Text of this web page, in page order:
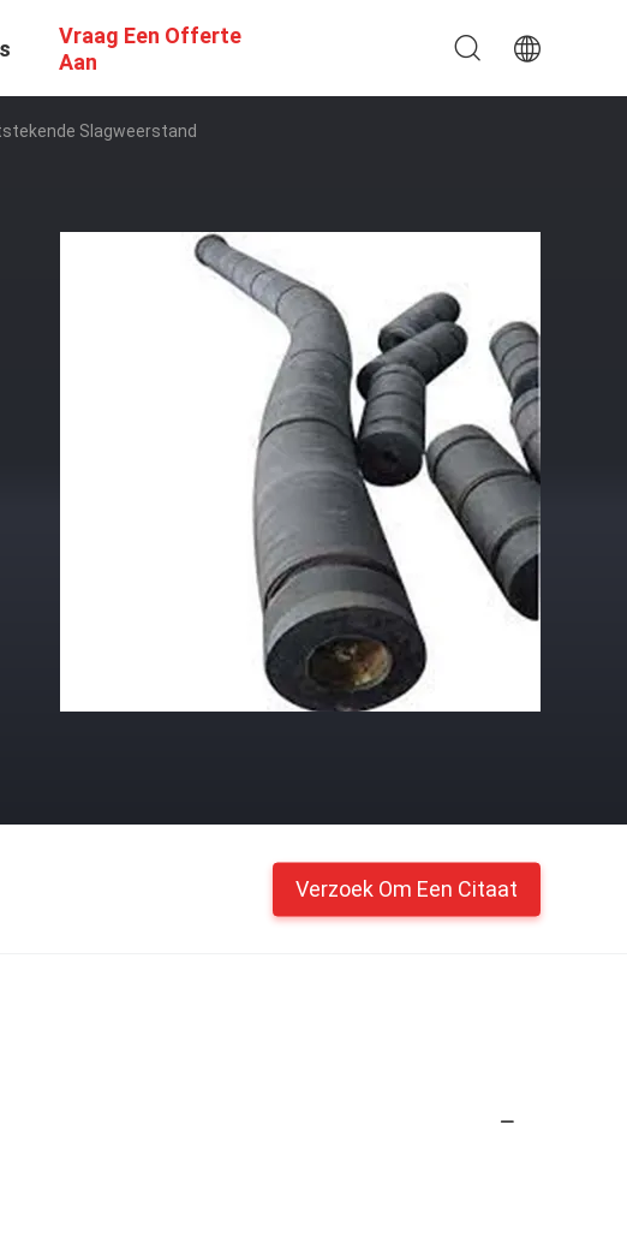
Vraag Een Offerte
Aan
Slagweerstand
Verzoek Om Een Citaat